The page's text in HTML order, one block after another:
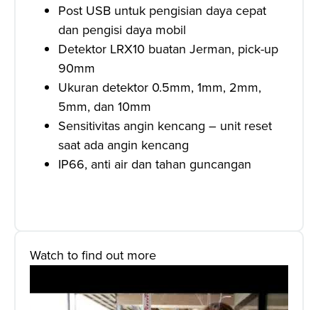
Post USB untuk pengisian daya cepat
dan pengisi daya mobil
Detektor LRX10 buatan Jerman, pick-up
90mm
Ukuran detektor 0.5mm, 1mm, 2mm,
5mm, dan 10mm
Sensitivitas angin kencang – unit reset
saat ada angin kencang
IP66, anti air dan tahan guncangan
Watch to find out more